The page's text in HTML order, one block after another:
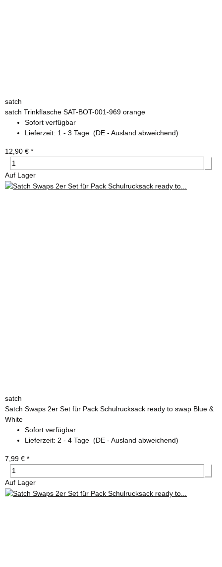
satch
satch Trinkflasche SAT-BOT-001-969 orange
Sofort verfügbar
Lieferzeit: 1 - 3 Tage (DE - Ausland abweichend)
12,90 € *
Auf Lager
satch
Satch Swaps 2er Set für Pack Schulrucksack ready to swap Blue &
White
Sofort verfügbar
Lieferzeit: 2 - 4 Tage (DE - Ausland abweichend)
7,99 € *
Auf Lager